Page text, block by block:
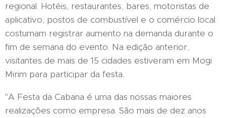
regional. Hotéis, restaurantes, bares, motoristas de
aplicativo, postos de combustível e o comércio local
costumam registrar aumento na demanda durante o
fim de semana do evento. Na edição anterior,
visitantes de mais de 15 cidades estiveram em Mogi
Mirim para participar da festa.
"A Festa da Cabana é uma das nossas maiores
realizações como empresa. São mais de dez anos